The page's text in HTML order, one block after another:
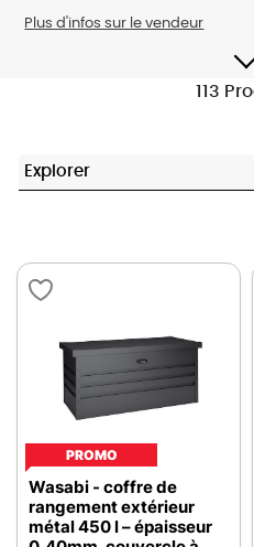
Plus d'infos sur le vendeur
113
Explorer
PROMO
Wasabi - coffre de
rangement extérieur
métal 450 l – épaisseur